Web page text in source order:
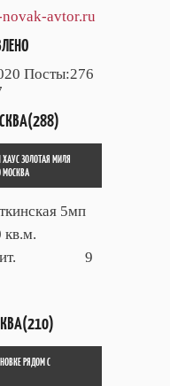
avtor.ru
Посты:276
ЗОЛОТАЯ МИЛЯ
МОСКВА
5мп
кв.м.
9
РЯДОМ С